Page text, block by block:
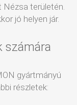
Nézsa területén.
jó helyen jár.
számára
gyártmányú
részletek: